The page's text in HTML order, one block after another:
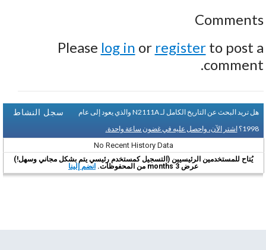
Comments
Please log in or registerto post a
comment.
سجل النشاط
هل تريد البحث عن التاريخ الكامل لـ N2111A والذي يعود إلى عام
1998؟ اشتر الآن، واحصل عليه في غضون ساعة واحدة.
No Recent History Data
يُتاح للمستخدمين الرئيسيين (التسجيل كمستخدم رئيسي يتم بشكل مجاني وسهل!)
عرض 3 months من المحفوظات.
انضم إلينا